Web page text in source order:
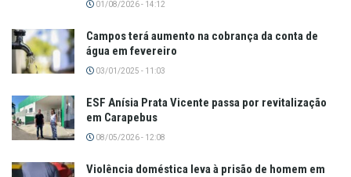
01/08/2026 - 14:12
Campos terá aumento na cobrança da conta de
água em fevereiro
03/01/2025 - 11:03
ESF Anísia Prata Vicente passa por revitalização
em Carapebus
08/05/2026 - 12:08
Violência doméstica leva à prisão de homem em